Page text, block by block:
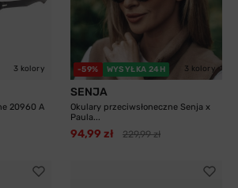
3 kolory
20960 A
-59% WYSYŁKA 24H 3 kolory
SENJA
Okulary przeciwsłoneczne Senja x
Paula...
94,99 zł 229,99 zł